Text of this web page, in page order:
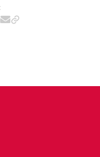
X / Twitter
WhatsApp
via Xing
via LinkedIn
Teilen via E-Mail